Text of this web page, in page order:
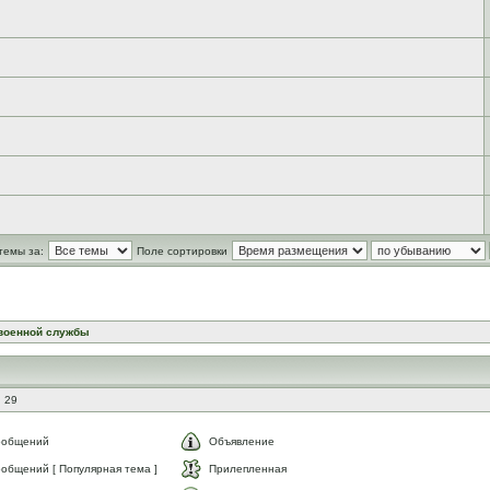
за: Поле сортировки
службы
29
Объявление
[ Популярная тема ] Прилепленная